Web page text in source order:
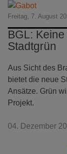
Freitag, 7. August
BGL:
Stadtgrün
Aus Sicht des
bietet die neue
Ansätze. Grün
Projekt.
04. Dezember